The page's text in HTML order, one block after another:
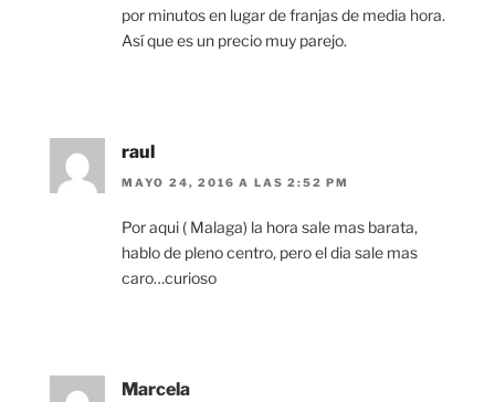
por minutos en lugar de franjas de media hora.
Así que es un precio muy parejo.
raul
MAYO 24, 2016 A LAS 2:52 PM
Por aqui ( Malaga) la hora sale mas barata,
hablo de pleno centro, pero el dia sale mas
caro…curioso
Marcela